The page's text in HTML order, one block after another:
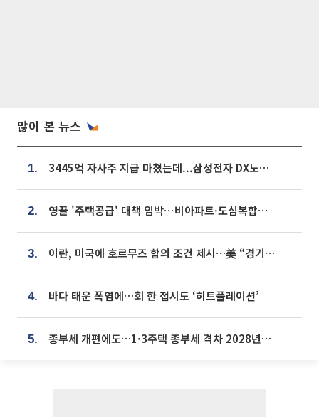
많이 본 뉴스
1. 3445억 자사주 지급 마쳤는데...삼성전자 DX노조, 뒤늦은 '떼쓰기 집회'
2. 영끌 '주택공급' 대책 임박⋯비아파트·도심복합까지 총동원
3. 이란, 미국에 호르무즈 합의 조건 제시…美 “경기 아직 안 끝나” [종합]
4. 바다 태운 폭염에…회 한 접시도 ‘히트플레이션’
5. 종부세 개편에도…1·3주택 종부세 격차 2028년부터 확대